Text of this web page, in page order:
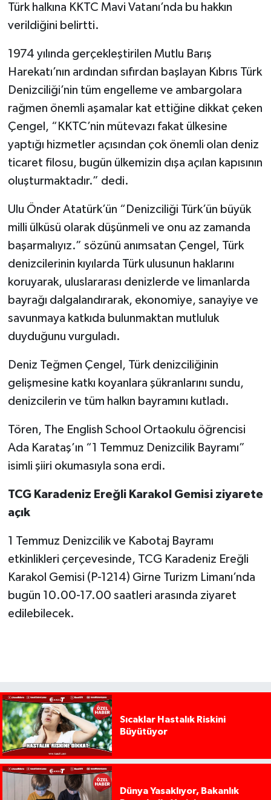
Türk halkına KKTC Mavi Vatanı’nda bu hakkın
verildiğini belirtti.
1974 yılında gerçekleştirilen Mutlu Barış
Harekatı’nın ardından sıfırdan başlayan Kıbrıs Türk
Denizciliği’nin tüm engelleme ve ambargolara
rağmen önemli aşamalar kat ettiğine dikkat çeken
Çengel, “KKTC’nin mütevazı fakat ülkesine
yaptığı hizmetler açısından çok önemli olan deniz
ticaret filosu, bugün ülkemizin dışa açılan kapısının
oluşturmaktadır.” dedi.
Ulu Önder Atatürk’ün “Denizciliği Türk’ün büyük
milli ülküsü olarak düşünmeli ve onu az zamanda
başarmalıyız.” sözünü anımsatan Çengel, Türk
denizcilerinin kıyılarda Türk ulusunun haklarını
koruyarak, uluslararası denizlerde ve limanlarda
bayrağı dalgalandırarak, ekonomiye, sanayiye ve
savunmaya katkıda bulunmaktan mutluluk
duyduğunu vurguladı.
Deniz Teğmen Çengel, Türk denizciliğinin
gelişmesine katkı koyanlara şükranlarını sundu,
denizcilerin ve tüm halkın bayramını kutladı.
Tören, The English School Ortaokulu öğrencisi
Ada Karataş’ın “1 Temmuz Denizcilik Bayramı”
isimli şiiri okumasıyla sona erdi.
TCG Karadeniz Ereğli Karakol Gemisi ziyarete
açık
1 Temmuz Denizcilik ve Kabotaj Bayramı
etkinlikleri çerçevesinde, TCG Karadeniz Ereğli
Karakol Gemisi (P-1214) Girne Turizm Limanı’nda
bugün 10.00-17.00 saatleri arasında ziyaret
edilebilecek.
Sıcaklar Hastalık Riskini
Büyütüyor
Dünya Yasaklıyor, Bakanlık